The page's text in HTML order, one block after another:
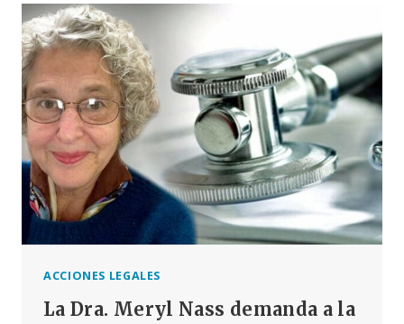
INVESTIGACIÓN
SOBRE
LA
MUERTE
DE
UN
ADOLESCENTE
DE
MAYO,
IRLANDA,
TRAS
RECIBIR
ACCIONES LEGALES
La Dra. Meryl Nass demanda a la